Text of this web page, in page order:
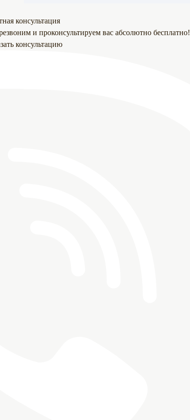
консультация
и проконсультируем вас абсолютно бесплатно!
консультацию